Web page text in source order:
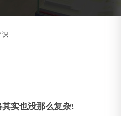
识
实也没那么复杂!